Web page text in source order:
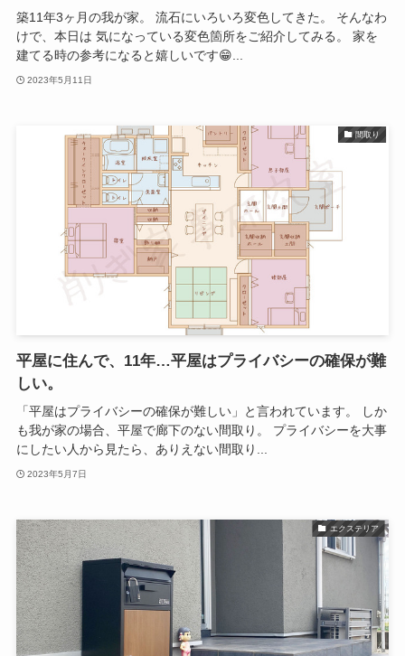
築11年3ヶ月の我が家。 流石にいろいろ変色してきた。 そんなわ
けで、本日は 気になっている変色箇所をご紹介してみる。 家を
建てる時の参考になると嬉しいです😁...
2023年5月11日
間取り
平屋に住んで、11年…平屋はプライバシーの確保が難
しい。
「平屋はプライバシーの確保が難しい」と言われています。 しか
も我が家の場合、平屋で廊下のない間取り。 プライバシーを大事
にしたい人から見たら、ありえない間取り...
2023年5月7日
エクステリア